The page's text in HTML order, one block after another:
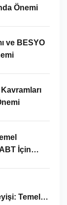
Önemi
ve BESYO
Kavramları
İçin
Temel